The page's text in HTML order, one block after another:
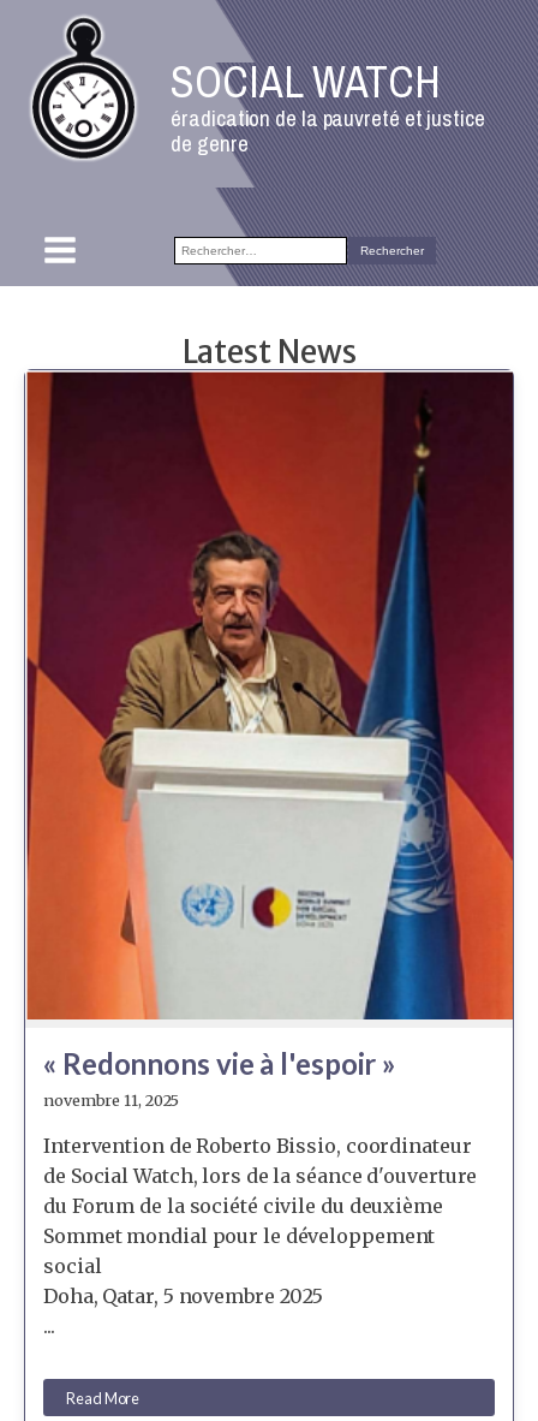
SOCIAL WATCH
éradication de la pauvreté et justice
de genre
Rechercher :
Latest News
« Redonnons vie à l'espoir »
novembre 11, 2025
Intervention de Roberto Bissio, coordinateur
de Social Watch, lors de la séance d'ouverture
du Forum de la société civile du deuxième
Sommet mondial pour le développement
social
Doha, Qatar, 5 novembre 2025
...
Read More